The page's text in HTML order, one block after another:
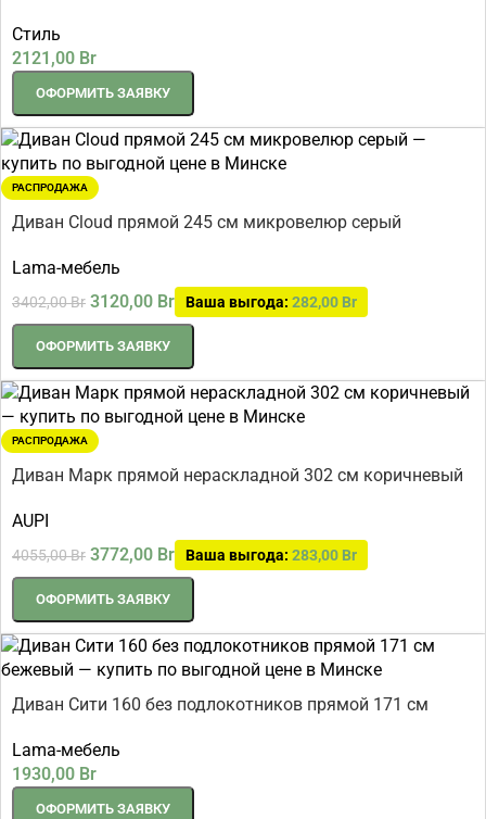
Стиль
2121,00 Br
ОФОРМИТЬ ЗАЯВКУ
РАСПРОДАЖА
Диван Cloud прямой 245 см микровелюр серый
Lama-мебель
3402,00Br 3120,00 Br Ваша выгода: 282,00 Br
ОФОРМИТЬ ЗАЯВКУ
РАСПРОДАЖА
Диван Марк прямой нераскладной 302 см коричневый
AUPI
4055,00Br 3772,00 Br Ваша выгода: 283,00 Br
ОФОРМИТЬ ЗАЯВКУ
Диван Сити 160 без подлокотников прямой 171 см
Lama-мебель
1930,00 Br
ОФОРМИТЬ ЗАЯВКУ